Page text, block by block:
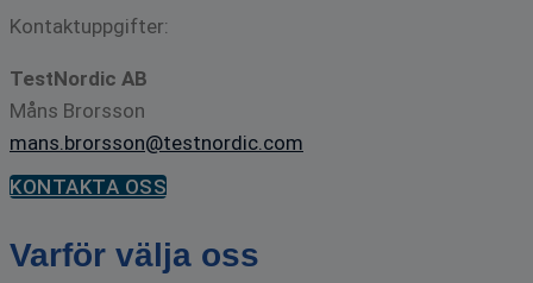
Kontaktuppgifter:
TestNordic AB
Måns Brorsson
mans.brorsson@testnordic.com
KONTAKTA OSS
Varför välja oss